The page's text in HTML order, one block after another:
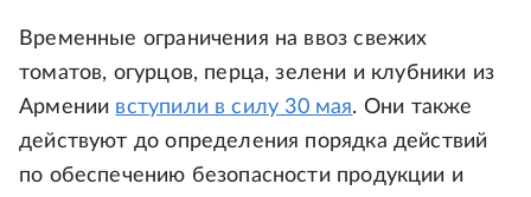
Временные ограничения на ввоз свежих
томатов, огурцов, перца, зелени и клубники из
Армении вступили в силу 30 мая. Они также
действуют до определения порядка действий
по обеспечению безопасности продукции и